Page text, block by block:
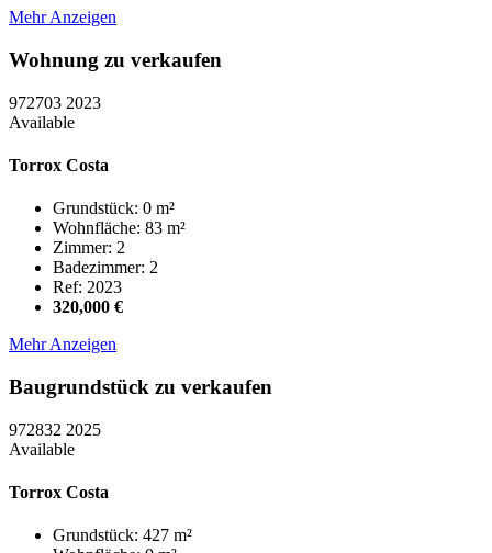
Mehr Anzeigen
Wohnung zu verkaufen
972703 2023
Available
Torrox Costa
Grundstück: 0 m²
Wohnfläche: 83 m²
Zimmer: 2
Badezimmer: 2
Ref: 2023
320,000 €
Mehr Anzeigen
Baugrundstück zu verkaufen
972832 2025
Available
Torrox Costa
Grundstück: 427 m²